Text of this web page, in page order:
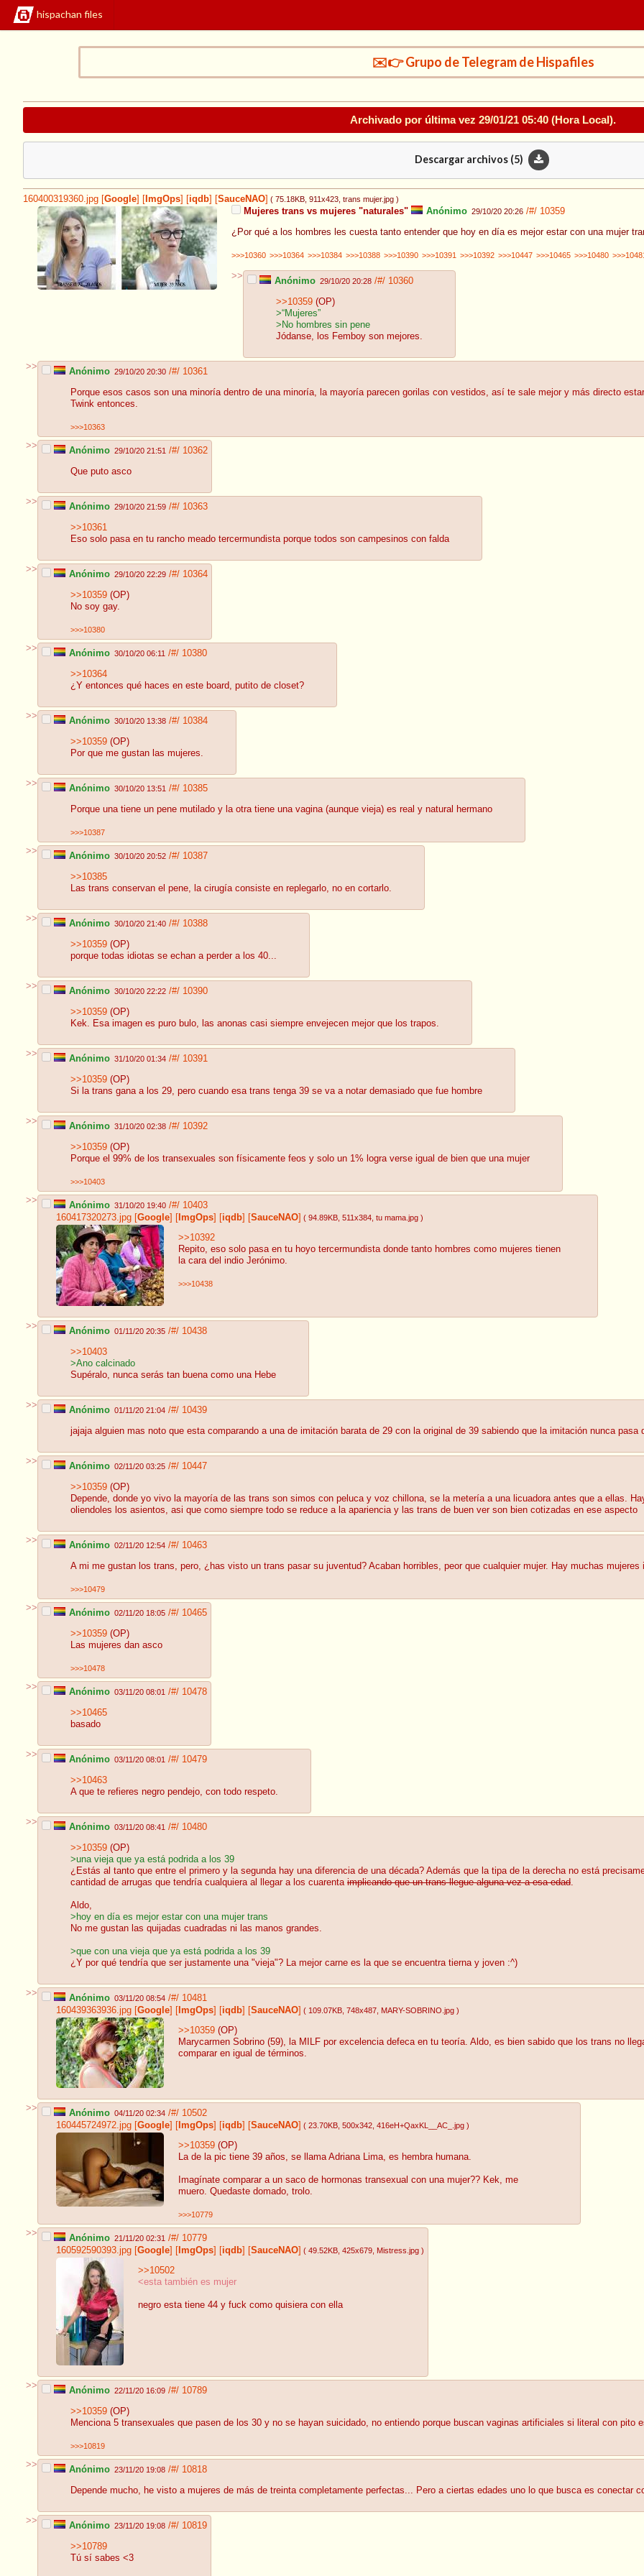
hispachan files
✉️👉 Grupo de Telegram de Hispafiles
Archivado por última vez 29/01/21 05:40 (Hora Local).
Descargar archivos (5)
160400319360.jpg Google ImgOps iqdb SauceNAO ( 75.18KB , 911x423 , trans mujer.jpg )
Mujeres trans vs mujeres "naturales" Anónimo 29/10/20 20:26 /#/ 10359
¿Por qué a los hombres les cuesta tanto entender que hoy en día es mejor estar con una mujer
>>>10360 >>>10364 >>>10384 >>>10388 >>>10390 >>>10391 >>>10392 >>>10447 >>>10465 >>>10480 >>>10481
>> Anónimo 29/10/20 20:28 /#/ 10360
>>10359 (OP)
>“Mujeres”
>No hombres sin pene
Jódanse, los Femboy son mejores.
>> Anónimo 29/10/20 20:30 /#/ 10361
Porque esos casos son una minoría dentro de una minoría, la mayoría parecen gorilas con vestidos, así te sale mejor y más directo
Twink entonces.
>>>10363
>> Anónimo 29/10/20 21:51 /#/ 10362
Que puto asco
>> Anónimo 29/10/20 21:59 /#/ 10363
>>10361
Eso solo pasa en tu rancho meado tercermundista porque todos son campesinos con falda
>> Anónimo 29/10/20 22:29 /#/ 10364
>>10359 (OP)
No soy gay.
>>>10380
>> Anónimo 30/10/20 06:11 /#/ 10380
>>10364
¿Y entonces qué haces en este board, putito de closet?
>> Anónimo 30/10/20 13:38 /#/ 10384
>>10359 (OP)
Por que me gustan las mujeres.
>> Anónimo 30/10/20 13:51 /#/ 10385
Porque una tiene un pene mutilado y la otra tiene una vagina (aunque vieja) es real y natural hermano
>>>10387
>> Anónimo 30/10/20 20:52 /#/ 10387
>>10385
Las trans conservan el pene, la cirugía consiste en replegarlo, no en cortarlo.
>> Anónimo 30/10/20 21:40 /#/ 10388
>>10359 (OP)
porque todas idiotas se echan a perder a los 40...
>> Anónimo 30/10/20 22:22 /#/ 10390
>>10359 (OP)
Kek. Esa imagen es puro bulo, las anonas casi siempre envejecen mejor que los trapos.
>> Anónimo 31/10/20 01:34 /#/ 10391
>>10359 (OP)
Si la trans gana a los 29, pero cuando esa trans tenga 39 se va a notar demasiado que fue hombre
>> Anónimo 31/10/20 02:38 /#/ 10392
>>10359 (OP)
Porque el 99% de los transexuales son físicamente feos y solo un 1% logra verse igual de bien que una mujer
>>>10403
>> Anónimo 31/10/20 19:40 /#/ 10403
160417320273.jpg [Google] [ ImgOps] [iqdb] [SauceNAO] ( 94.89KB , 511x384 , tu mama.jpg )
>>10392
Repito, eso solo pasa en tu hoyo tercermundista donde tanto hombres como mujeres tienen
la cara del indio Jerónimo.
>>>10438
>> Anónimo 01/11/20 20:35 /#/ 10438
>>10403
>Ano calcinado
Supéralo, nunca serás tan buena como una Hebe
>> Anónimo 01/11/20 21:04 /#/ 10439
jajaja alguien mas noto que esta comparando a una de imitación barata de 29 con la original de 39 sabiendo que la imitación nunca pasa
>> Anónimo 02/11/20 03:25 /#/ 10447
>>10359 (OP)
Depende, donde yo vivo la mayoría de las trans son simos con peluca y voz chillona, se la metería a una licuadora antes que a ellas.
oliendoles los asientos, asi que como siempre todo se reduce a la apariencia y las trans de buen ver son bien cotizadas en ese aspecto
>> Anónimo 02/11/20 12:54 /#/ 10463
A mi me gustan los trans, pero, ¿has visto un trans pasar su juventud? Acaban horribles, peor que cualquier mujer. Hay muchas
>>>10479
>> Anónimo 02/11/20 18:05 /#/ 10465
>>10359 (OP)
Las mujeres dan asco
>>>10478
>> Anónimo 03/11/20 08:01 /#/ 10478
>>10465
basado
>> Anónimo 03/11/20 08:01 /#/ 10479
>>10463
A que te refieres negro pendejo, con todo respeto.
>> Anónimo 03/11/20 08:41 /#/ 10480
>>10359 (OP)
>una vieja que ya está podrida a los 39
¿Estás al tanto que entre el primero y la segunda hay una diferencia de una década? Además que la tipa de la derecha no está
cantidad de arrugas que tendría cualquiera al llegar a los cuarenta implicando que un trans llegue alguna vez a esa edad.
Aldo,
>hoy en día es mejor estar con una mujer trans
No me gustan las quijadas cuadradas ni las manos grandes.
>que con una vieja que ya está podrida a los 39
¿Y por qué tendría que ser justamente una "vieja"? La mejor carne es la que se encuentra tierna y joven :^)
>> Anónimo 03/11/20 08:54 /#/ 10481
160439363936.jpg [Google] [ ImgOps] [iqdb] [SauceNAO] ( 109.07KB , 748x487 , MARY-SOBRINO.jpg )
>>10359 (OP)
Marycarmen Sobrino (59), la MILF por excelencia defeca en tu teoría. Aldo, es bien sabido que los trans no
comparar en igual de términos.
>> Anónimo 04/11/20 02:34 /#/ 10502
160445724972.jpg [Google] [ ImgOps] [iqdb] [SauceNAO] ( 23.70KB , 500x342 , 416eH+QaxKL__AC_.jpg )
>>10359 (OP)
La de la pic tiene 39 años, se llama Adriana Lima, es hembra humana.
Imagínate comparar a un saco de hormonas transexual con una mujer?? Kek, me
muero. Quedaste domado, trolo.
>>>10779
>> Anónimo 21/11/20 02:31 /#/ 10779
160592590393.jpg [Google] [ ImgOps] [iqdb] [SauceNAO] ( 49.52KB , 425x679 , Mistress.jpg )
>>10502
<esta también es mujer
negro esta tiene 44 y fuck como quisiera con ella
>> Anónimo 22/11/20 16:09 /#/ 10789
>>10359 (OP)
Menciona 5 transexuales que pasen de los 30 y no se hayan suicidado, no entiendo porque buscan vaginas artificiales si literal con pito
>>>10819
>> Anónimo 23/11/20 19:08 /#/ 10818
Depende mucho, he visto a mujeres de más de treinta completamente perfectas... Pero a ciertas edades uno lo que busca es conectar
>> Anónimo 23/11/20 19:08 /#/ 10819
>>10789
Tú sí sabes <3